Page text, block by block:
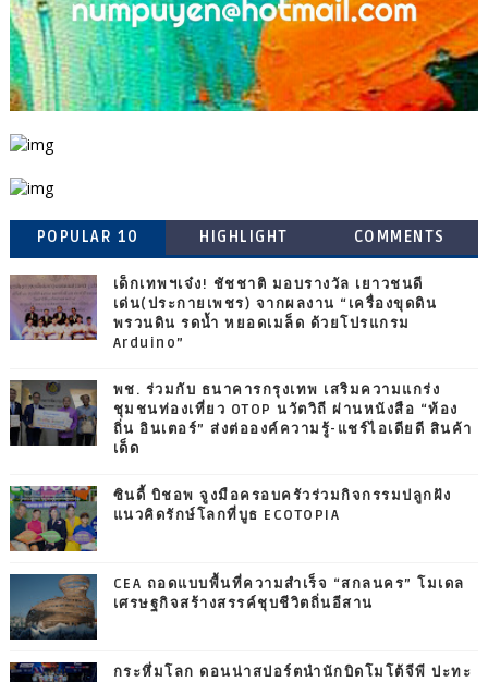
POPULAR 10 HIGHLIGHT COMMENTS
เด็กเทพฯเจ๋ง! ชัชชาติ มอบรางวัล เยาวชนดี
เด่น(ประกายเพชร) จากผลงาน “เครื่องขุดดิน
พรวนดิน รดน้ำ หยอดเมล็ด ด้วยโปรแกรม
Arduino”
พช. ร่วมกับ ธนาคารกรุงเทพ เสริมความแกร่ง
ชุมชนท่องเที่ยว OTOP นวัตวิถี ผ่านหนังสือ “ท้อง
ถิ่น อินเตอร์” ส่งต่อองค์ความรู้-แชร์ไอเดียดี สินค้า
เด็ด
ซินดี้ บิชอพ จูงมือครอบครัวร่วมกิจกรรมปลูกฝัง
แนวคิดรักษ์โลกที่บูธ ECOTOPIA
CEA ถอดแบบพื้นที่ความสำเร็จ “สกลนคร” โมเดล
เศรษฐกิจสร้างสรรค์ชุบชีวิตถิ่นอีสาน
กระหึ่มโลก ดอนน่าสปอร์ตนำนักบิดโมโต้จีพี ปะทะ